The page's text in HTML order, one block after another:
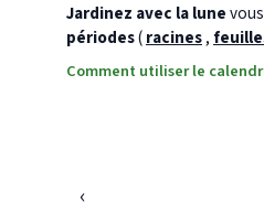
Jardinez avec la lune
périodes(racines,
Comment utiliser le
‹